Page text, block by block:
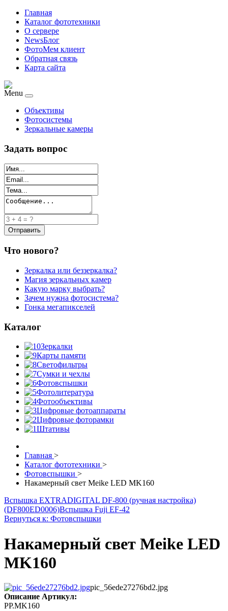
Главная
Каталог фототехники
О сервере
NewsБлог
ФотоМем клиент
Обратная связь
Карта сайта
Menu
Объективы
Фотосистемы
Зеркальные камеры
Задать вопрос
Что нового?
Зеркалка или беззеркалка?
Магия зеркальных камер
Какую марку выбрать?
Зачем нужна фотосистема?
Гонка мегапикселей
Каталог
Зеркалки
Карты памяти
Светофильтры
Сумки и чехлы
Фотовспышки
Фотолитература
Фотообъективы
Цифровые фотоаппараты
Цифровые фоторамки
Штативы
Главная >
Каталог фототехники >
Фотовспышки >
Накамерный свет Meike LED MK160
Вспышка EXTRADIGITAL DF-800 (ручная настройка)
(DF800ED0006)Вспышка Fuji EF-42
Вернуться к: Фотовспышки
Накамерный свет Meike LED
MK160
pic_56ede27276bd2.jpg
Описание Артикул:
PP.MK160